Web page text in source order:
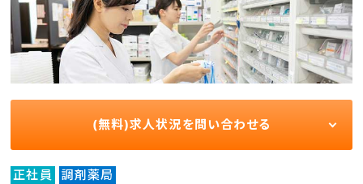
(無料)求人状況を問い合わせる
正社員
調剤薬局